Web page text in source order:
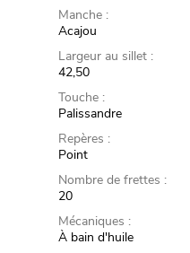
Manche :
Acajou
Largeur au sillet :
42,50
Touche :
Palissandre
Repères :
Point
Nombre de frettes :
20
Mécaniques :
À bain d'huile